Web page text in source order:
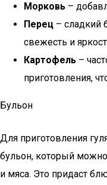
Морковь –
Перец – сладкий
свежесть и
Картофель –
приготовления,
Бульон
Для приготовления
бульон, который можно
и мяса. Это придаст